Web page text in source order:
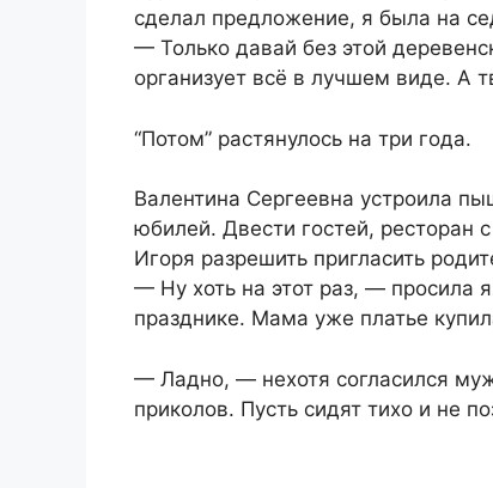
сделал предложение, я была на
— Только давай без этой
организует всё в лучшем виде. А
“Потом” растянулось на три года.
Валентина Сергеевна устроила
юбилей. Двести гостей, ресторан
Игоря разрешить пригласить
— Ну хоть на этот раз, — просила
празднике. Мама уже платье
— Ладно, — нехотя согласился
приколов. Пусть сидят тихо и не